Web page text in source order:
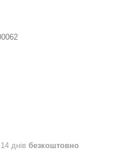
днів безкоштовно